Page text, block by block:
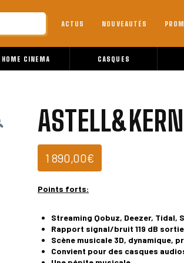
ACTUS NOUVEAUTÉS
HOME CINEMA CASQUES
1 890,00€
Points forts:
Streaming Qobuz, Deezer, Tidal,
Rapport signal/bruit 119 dB
Scène musicale 3D, dynamique,
Convient pour des casques